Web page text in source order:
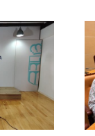
rebajar un 20%
basuras y
el mayor
fiscal soportado
segovianas